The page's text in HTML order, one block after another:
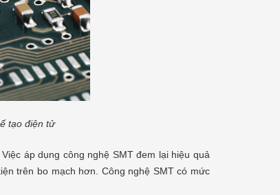
Hoàng Gia Số
20/08/2019
Đối với các công ty sản xuất vi mạch, điện
tử... vấn đề tĩnh điện trong quá trình sản xuất
luôn là vấn đề được ưu tiên hàng đầu. Bởi vì
các linh kiện vô cùng nhạy cảm, dễ dàng...
[Xem thêm]
tạo điện tử
Việc áp dụng công nghệ SMT đem lại hiệu quả
trên bo mạch hơn. Công nghệ SMT có mức